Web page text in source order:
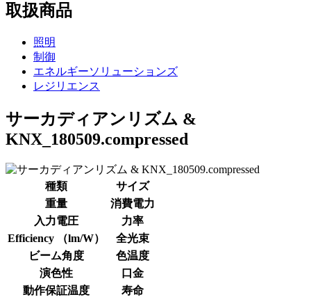
取扱商品
照明
制御
エネルギーソリューションズ
レジリエンス
サーカディアンリズム &
KNX_180509.compressed
種類
サイズ
重量
消費電力
入力電圧
力率
Efficiency （lm/W）
全光束
ビーム角度
色温度
演色性
口金
動作保証温度
寿命